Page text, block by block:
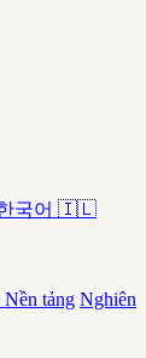
국어 🇮🇱
Nền tảng Nghiên